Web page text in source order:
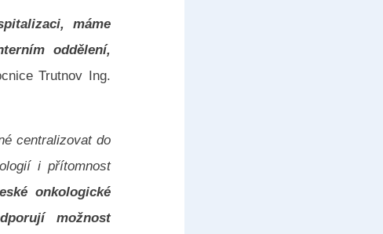
máme
oddělení,
Trutnov Ing.
centralizovat do
i přítomnost
onkologické
možnost